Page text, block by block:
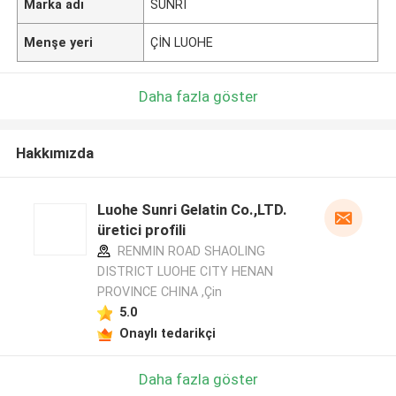
Marka adı SUNRI
Menşe yeri ÇİN LUOHE
Daha fazla göster
Hakkımızda
Luohe Sunri Gelatin Co.,LTD.
üretici profili
RENMIN ROAD SHAOLING
DISTRICT LUOHE CITY HENAN
PROVINCE CHINA ,Çin
5.0
Onaylı tedarikçi
Daha fazla göster